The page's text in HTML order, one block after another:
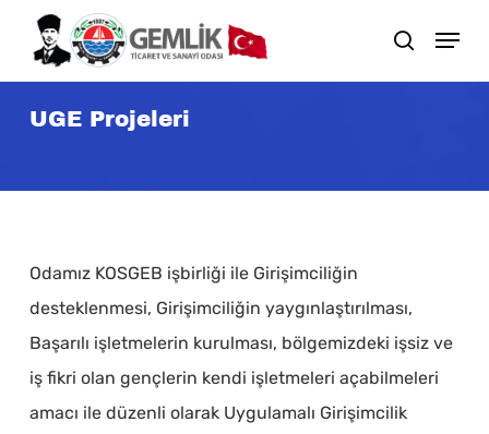
main
content
search
UGE Projeleri
Odamız KOSGEB işbirliği ile Girişimciliğin
desteklenmesi, Girişimciliğin yaygınlaştırılması,
Başarılı işletmelerin kurulması, bölgemizdeki işsiz ve
iş fikri olan gençlerin kendi işletmeleri açabilmeleri
amacı ile düzenli olarak Uygulamalı Girişimcilik